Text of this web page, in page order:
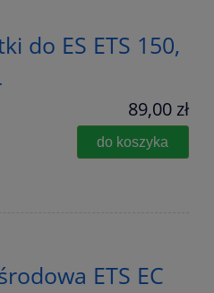
do ES ETS 150,
89,00 zł
do koszyka
ETS EC